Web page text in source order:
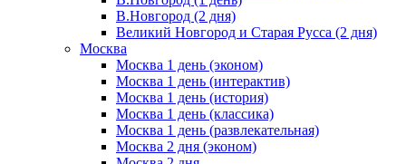
В.Новгород (2 дня)
Великий Новгород и Старая Русса (2 дня)
Москва
Москва 1 день (эконом)
Москва 1 день (интерактив)
Москва 1 день (история)
Москва 1 день (классика)
Москва 1 день (развлекательная)
Москва 2 дня (эконом)